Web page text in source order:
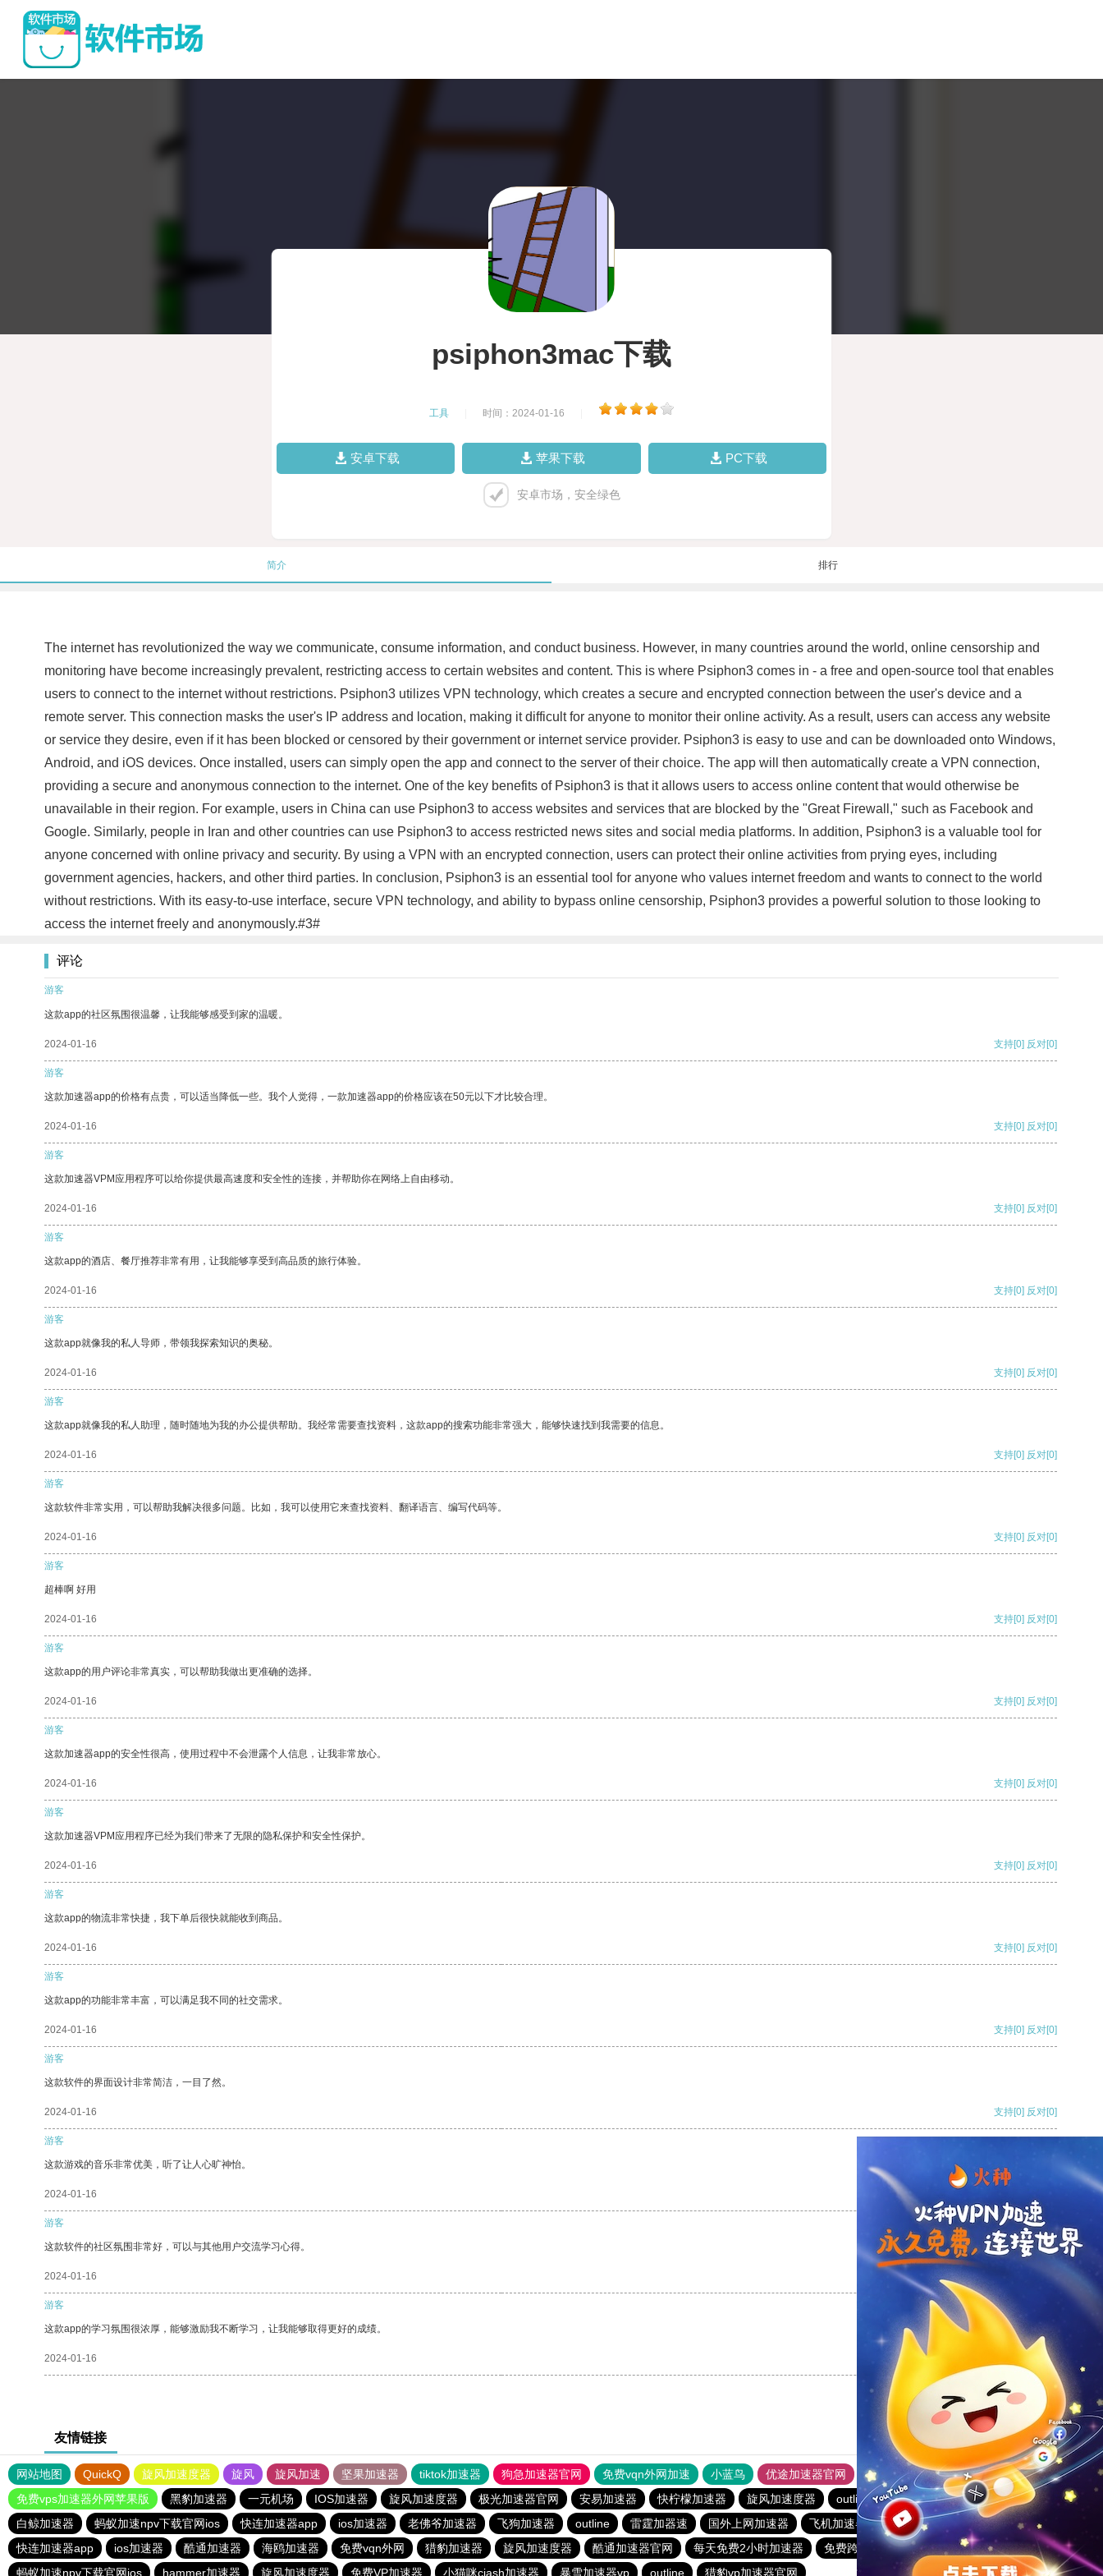
psiphon3mac下载
工具 时间：2024-01-16
安卓下载 苹果下载 PC下载
安卓市场，安全绿色
简介 排行
The internet has revolutionized the way we communicate, consume information, and conduct business. However, in many countries around the world, online censorship and
monitoring have become increasingly prevalent, restricting access to certain websites and content. This is where Psiphon3 comes in - a free and open-source tool that enables
users to connect to the internet without restrictions. Psiphon3 utilizes VPN technology, which creates a secure and encrypted connection between the user's device and a
remote server. This connection masks the user's IP address and location, making it difficult for anyone to monitor their online activity. As a result, users can access any website
or service they desire, even if it has been blocked or censored by their government or internet service provider. Psiphon3 is easy to use and can be downloaded onto Windows,
Android, and iOS devices. Once installed, users can simply open the app and connect to the server of their choice. The app will then automatically create a VPN connection,
providing a secure and anonymous connection to the internet. One of the key benefits of Psiphon3 is that it allows users to access online content that would otherwise be
unavailable in their region. For example, users in China can use Psiphon3 to access websites and services that are blocked by the "Great Firewall," such as Facebook and
Google. Similarly, people in Iran and other countries can use Psiphon3 to access restricted news sites and social media platforms. In addition, Psiphon3 is a valuable tool for
anyone concerned with online privacy and security. By using a VPN with an encrypted connection, users can protect their online activities from prying eyes, including
government agencies, hackers, and other third parties. In conclusion, Psiphon3 is an essential tool for anyone who values internet freedom and wants to connect to the world
without restrictions. With its easy-to-use interface, secure VPN technology, and ability to bypass online censorship, Psiphon3 provides a powerful solution to those looking to
access the internet freely and anonymously.#3#
评论
游客
这款app的社区氛围很温馨，让我能够感受到家的温暖。
2024-01-16 支持[0] 反对[0]
游客
这款加速器app的价格有点贵，可以适当降低一些。我个人觉得，一款加速器app的价格应该在50元以下才比较合理。
2024-01-16 支持[0] 反对[0]
游客
这款加速器VPM应用程序可以给你提供最高速度和安全性的连接，并帮助你在网络上自由移动。
2024-01-16 支持[0] 反对[0]
游客
这款app的酒店、餐厅推荐非常有用，让我能够享受到高品质的旅行体验。
2024-01-16 支持[0] 反对[0]
游客
这款app就像我的私人导师，带领我探索知识的奥秘。
2024-01-16 支持[0] 反对[0]
游客
这款app就像我的私人助理，随时随地为我的办公提供帮助。我经常需要查找资料，这款app的搜索功能非常强大，能够快速找到我需要的信息。
2024-01-16 支持[0] 反对[0]
游客
这款软件非常实用，可以帮助我解决很多问题。比如，我可以使用它来查找资料、翻译语言、编写代码等。
2024-01-16 支持[0] 反对[0]
游客
超棒啊 好用
2024-01-16 支持[0] 反对[0]
游客
这款app的用户评论非常真实，可以帮助我做出更准确的选择。
2024-01-16 支持[0] 反对[0]
游客
这款加速器app的安全性很高，使用过程中不会泄露个人信息，让我非常放心。
2024-01-16 支持[0] 反对[0]
游客
这款加速器VPM应用程序已经为我们带来了无限的隐私保护和安全性保护。
2024-01-16 支持[0] 反对[0]
游客
这款app的物流非常快捷，我下单后很快就能收到商品。
2024-01-16 支持[0] 反对[0]
游客
这款app的功能非常丰富，可以满足我不同的社交需求。
2024-01-16 支持[0] 反对[0]
游客
这款软件的界面设计非常简洁，一目了然。
2024-01-16 支持[0] 反对[0]
游客
这款游戏的音乐非常优美，听了让人心旷神怡。
2024-01-16
游客
这款软件的社区氛围非常好，可以与其他用户交流学习心得。
2024-01-16 反对
游客
这款app的学习氛围很浓厚，能够激励我不断学习，让我能够取得更好的成绩。
2024-01-16 反对[0]
友情链接
网站地图 QuickQ 旋风加速度器 旋风 旋风加速 坚果加速器 tiktok加速器 狗急加速器官网 免费vqn外网加速 小蓝鸟 优途加速器官网 风驰加速器 旋风加速器
八戒看书
免费vps加速器外网苹果版
黑豹加速器 一元机场 IOS加速器 旋风加速度器 极光加速器官网 安易加速器 快柠檬加速器 旋风加速度器 outline 极光aurora加速器
ios加速器
白鲸加速器
蚂蚁加速npv下载官网ios 快连加速器app ios加速器 老佛爷加速器 飞狗加速器 outline 雷霆加器速 国外上网加速器 飞机加速器 免费vqn加速
雷霆加器速
快连加速器app
ios加速器 酷通加速器 海鸥加速器 免费vqn外网 猎豹加速器 旋风加速度器 酷通加速器官网 每天免费2小时加速器 免费跨墙软件
outline
蚂蚁加速npv下载官网ios
hammer加速器 旋风加速度器 免费VP加速器 小猫咪ciash加速器 暴雪加速器vp outline 猎豹vp加速器官网